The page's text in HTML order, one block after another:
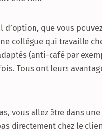
d’option, que vous
collègue qui travaille
(anti-café par
Tous ont leurs
vous allez être dans
directement chez le